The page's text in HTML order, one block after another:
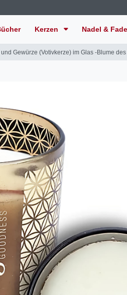
Kerzen Nadel &
Gewürze (Votivkerze) im Glas -Blume